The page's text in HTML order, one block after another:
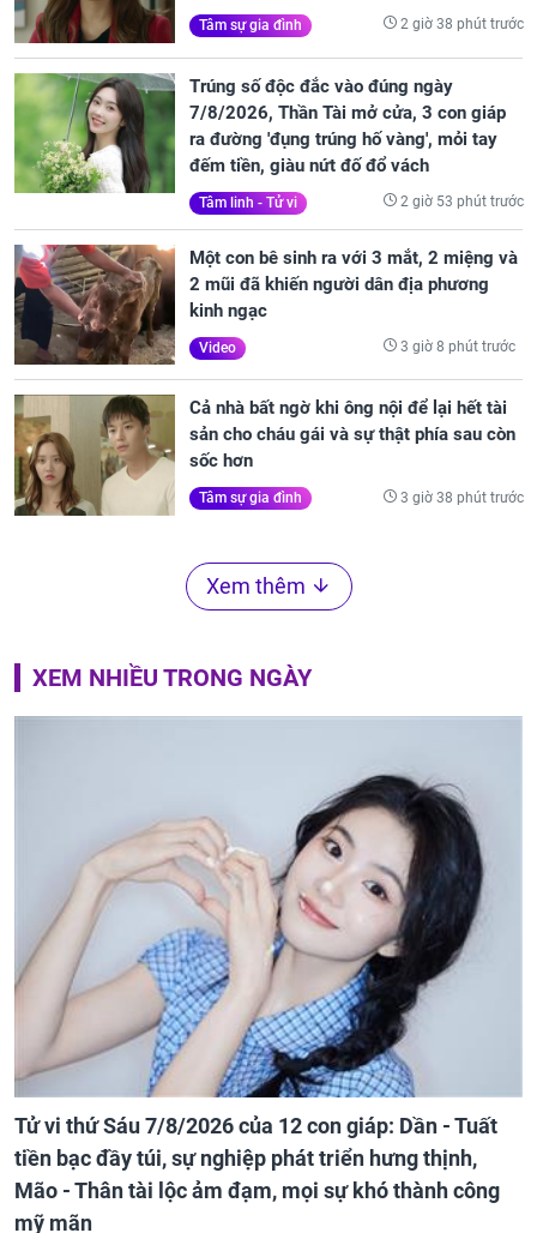
Tâm sự gia đình 2 giờ 38 phút trước
Trúng số độc đắc vào đúng ngày
7/8/2026, Thần Tài mở cửa, 3 con giáp
ra đường 'đụng trúng hố vàng', mỏi tay
đếm tiền, giàu nứt đố đổ vách
Tâm linh - Tử vi 2 giờ 53 phút trước
Một con bê sinh ra với 3 mắt, 2 miệng và
2 mũi đã khiến người dân địa phương
kinh ngạc
Video 3 giờ 8 phút trước
Cả nhà bất ngờ khi ông nội để lại hết tài
sản cho cháu gái và sự thật phía sau còn
sốc hơn
Tâm sự gia đình 3 giờ 38 phút trước
Xem thêm
XEM NHIỀU TRONG NGÀY
Tử vi thứ Sáu 7/8/2026 của 12 con giáp: Dần - Tuất
tiền bạc đầy túi, sự nghiệp phát triển hưng thịnh,
Mão - Thân tài lộc ảm đạm, mọi sự khó thành công
mỹ mãn